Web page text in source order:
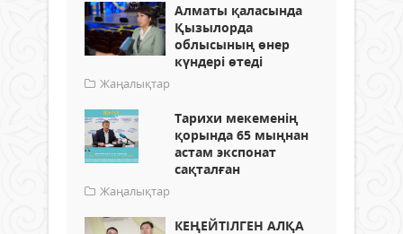
Алматы қаласында
Қызылорда
облысының өнер
күндері өтеді
Жаңалықтар
Тарихи мекеменің
қорында 65 мыңнан
астам экспонат
сақталған
Жаңалықтар
КЕҢЕЙТІЛГЕН АЛҚА